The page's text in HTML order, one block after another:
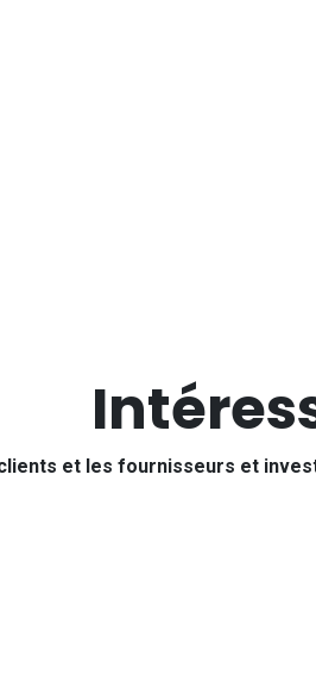
clients et les fournisseurs et